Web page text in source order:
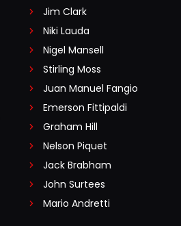
Jim Clark
Niki Lauda
Nigel Mansell
Stirling Moss
Juan Manuel Fangio
Emerson Fittipaldi
Graham Hill
Nelson Piquet
Jack Brabham
John Surtees
Mario Andretti